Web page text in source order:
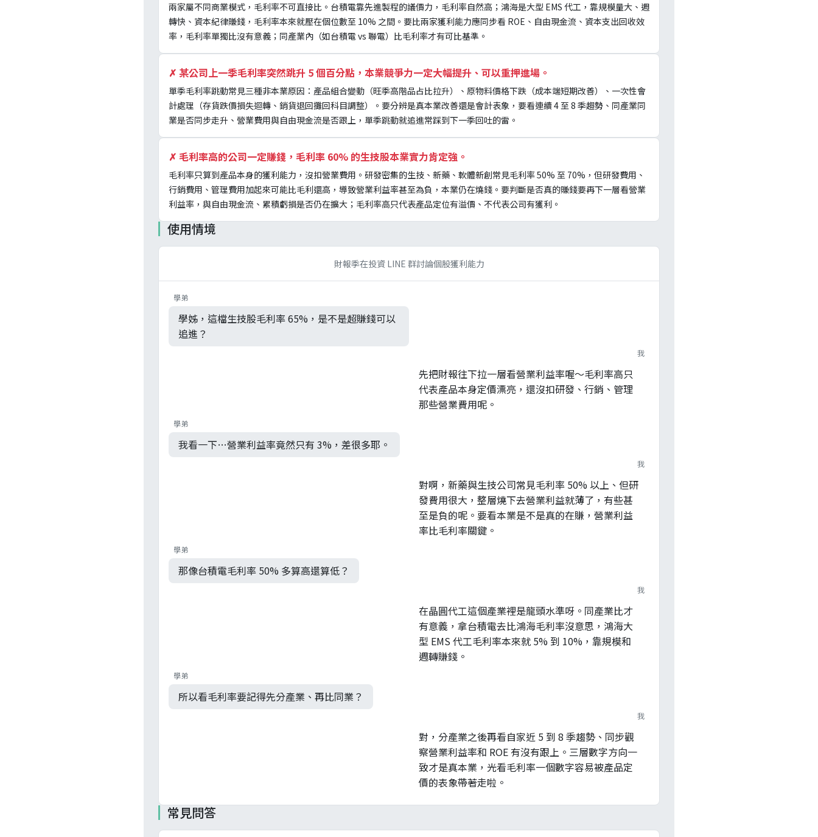
兩家屬不同商業模式，毛利率不可直接比。台積電靠先進製程的議價力，毛利率自然高；鴻海是大型 EMS 代工，靠規模量大、週
轉快、資本紀律賺錢，毛利率本來就壓在個位數至 10% 之間。要比兩家獲利能力應同步看 ROE、自由現金流、資本支出回收效
率，毛利率單獨比沒有意義；同產業內（如台積電 vs 聯電）比毛利率才有可比基準。
✗ 某公司上一季毛利率突然跳升 5 個百分點，本業競爭力一定大幅提升、可以重押進場。
單季毛利率跳動常見三種非本業原因：產品組合變動（旺季高階品占比拉升）、原物料價格下跌（成本端短期改善）、一次性會
計處理（存貨跌價損失迴轉、銷貨退回攤回科目調整）。要分辨是真本業改善還是會計表象，要看連續 4 至 8 季趨勢、同產業同
業是否同步走升、營業費用與自由現金流是否跟上，單季跳動就追進常踩到下一季回吐的雷。
✗ 毛利率高的公司一定賺錢，毛利率 60% 的生技股本業實力肯定強。
毛利率只算到產品本身的獲利能力，沒扣營業費用。研發密集的生技、新藥、軟體新創常見毛利率 50% 至 70%，但研發費用、
行銷費用、管理費用加起來可能比毛利還高，導致營業利益率甚至為負，本業仍在燒錢。要判斷是否真的賺錢要再下一層看營業
利益率，與自由現金流、累積虧損是否仍在擴大；毛利率高只代表產品定位有溢價、不代表公司有獲利。
使用情境
財報季在投資 LINE 群討論個股獲利能力
學弟
學姊，這檔生技股毛利率 65%，是不是超賺錢可以
追進？
我
先把財報往下拉一層看營業利益率喔～毛利率高只
代表產品本身定價漂亮，還沒扣研發、行銷、管理
那些營業費用呢。
學弟
我看一下…營業利益率竟然只有 3%，差很多耶。
我
對啊，新藥與生技公司常見毛利率 50% 以上、但研
發費用很大，整層燒下去營業利益就薄了，有些甚
至是負的呢。要看本業是不是真的在賺，營業利益
率比毛利率關鍵。
學弟
那像台積電毛利率 50% 多算高還算低？
我
在晶圓代工這個產業裡是龍頭水準呀。同產業比才
有意義，拿台積電去比鴻海毛利率沒意思，鴻海大
型 EMS 代工毛利率本來就 5% 到 10%，靠規模和
週轉賺錢。
學弟
所以看毛利率要記得先分產業、再比同業？
我
對，分產業之後再看自家近 5 到 8 季趨勢、同步觀
察營業利益率和 ROE 有沒有跟上。三層數字方向一
致才是真本業，光看毛利率一個數字容易被產品定
價的表象帶著走啦。
常見問答